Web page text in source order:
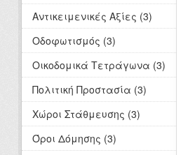
Αντικειμενικές Αξίες (3)
Οδοφωτισμός (3)
Οικοδομικά Τετράγωνα (3)
Πολιτική Προστασία (3)
Χώροι Στάθμευσης (3)
Όροι Δόμησης (3)